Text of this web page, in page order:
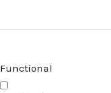
Functional